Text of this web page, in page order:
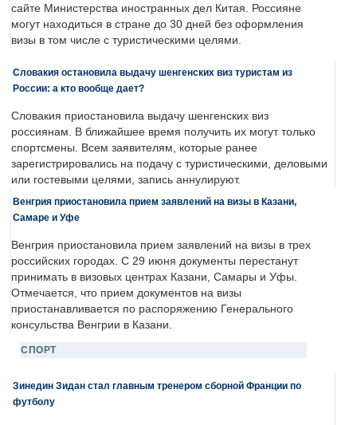
сайте Министерства иностранных дел Китая. Россияне
могут находиться в стране до 30 дней без оформления
визы в том числе с туристическими целями.
Словакия остановила выдачу шенгенских виз туристам из
России: а кто вообще дает?
Словакия приостановила выдачу шенгенских виз
россиянам. В ближайшее время получить их могут только
спортсмены. Всем заявителям, которые ранее
зарегистрировались на подачу с туристическими, деловыми
или гостевыми целями, запись аннулируют.
Венгрия приостановила прием заявлений на визы в Казани,
Самаре и Уфе
Венгрия приостановила прием заявлений на визы в трех
российских городах. С 29 июня документы перестанут
принимать в визовых центрах Казани, Самары и Уфы.
Отмечается, что прием документов на визы
приостанавливается по распоряжению Генерального
консульства Венгрии в Казани.
СПОРТ
Зинедин Зидан стал главным тренером сборной Франции по
футболу